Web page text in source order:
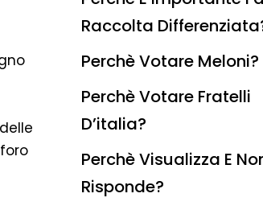
Raccolta
Perchè Votare Meloni?
Perchè Votare Fratelli
D’italia?
Perchè Visualizza E
Risponde?